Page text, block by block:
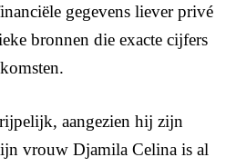
gegevens liever privé
bronnen die exacte cijfers
aangezien hij zijn
vrouw Djamila Celina is al